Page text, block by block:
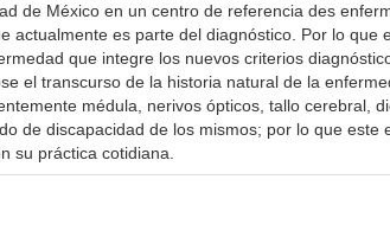
de México en un centro de referencia des
actualmente es parte del diagnóstico. Por lo que
que integre los nuevos criterios
el transcurso de la historia natural de la
médula, nerivos ópticos, tallo cerebral,
de discapacidad de los mismos; por lo que este
su práctica cotidiana.